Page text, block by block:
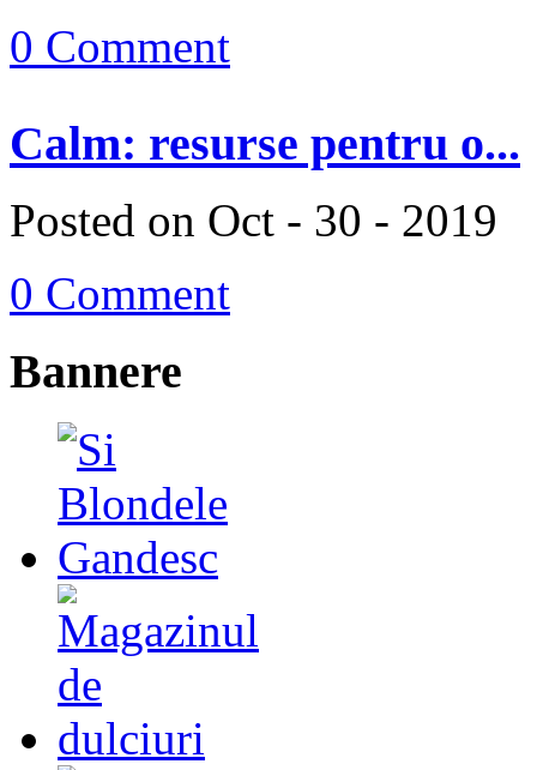
0 Comment
Calm: resurse pentru o...
Posted on Oct - 30 - 2019
0 Comment
Bannere